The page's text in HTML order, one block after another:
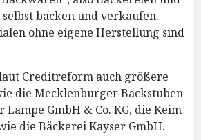
backen und verkaufen.
ohne eigene Herstellung sind
Creditreform auch größere
die Mecklenburger Backstuben
Lampe GmbH & Co. KG, die Keim
die Bäckerei Kayser GmbH.